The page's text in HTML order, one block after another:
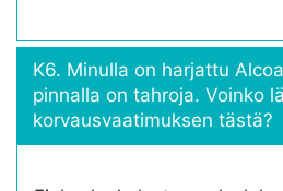
K6. Minulla on harjattu
pinnalla on tahroja. Voinko
korvausvaatimuksen tästä?